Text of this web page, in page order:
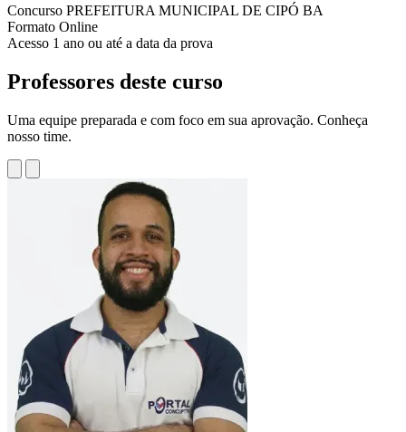
Concurso PREFEITURA MUNICIPAL DE CIPÓ BA
Formato Online
Acesso 1 ano ou até a data da prova
Professores deste curso
Uma equipe preparada e com foco em sua aprovação. Conheça
nosso time.